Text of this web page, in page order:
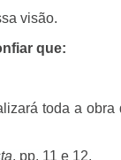
visão.
que:
toda a
, pp. 11 e 12.